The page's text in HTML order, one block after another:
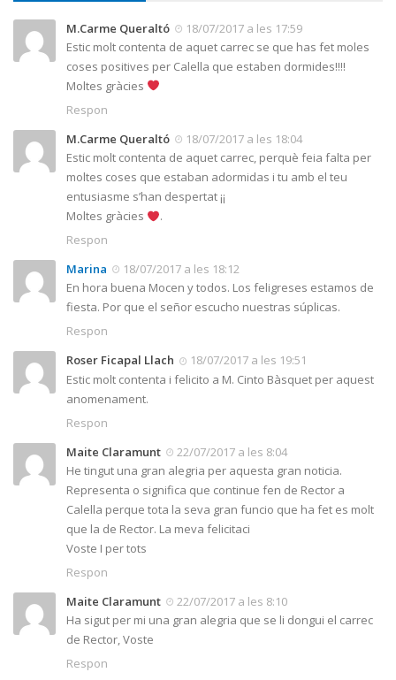
M.Carme Queraltó
18/07/2017 a les 17:59
Estic molt contenta de aquet carrec se que has fet moles
coses positives per Calella que estaben dormides!!!!
Moltes gràcies
Respon
M.Carme Queraltó
18/07/2017 a les 18:04
Estic molt contenta de aquet carrec, perquè feia falta per
moltes coses que estaban adormidas i tu amb el teu
entusiasme s’han despertat ¡¡
Moltes gràcies
.
Respon
Marina
18/07/2017 a les 18:12
En hora buena Mocen y todos. Los feligreses estamos de
fiesta. Por que el señor escucho nuestras súplicas.
Respon
Roser Ficapal Llach
18/07/2017 a les 19:51
Estic molt contenta i felicito a M. Cinto Bàsquet per aquest
anomenament.
Respon
Maite Claramunt
22/07/2017 a les 8:04
He tingut una gran alegria per aquesta gran noticia.
Representa o significa que continue fen de Rector a
Calella perque tota la seva gran funcio que ha fet es molt
que la de Rector. La meva felicitaci
Voste I per tots
Respon
Maite Claramunt
22/07/2017 a les 8:10
Ha sigut per mi una gran alegria que se li dongui el carrec
de Rector, Voste
Respon